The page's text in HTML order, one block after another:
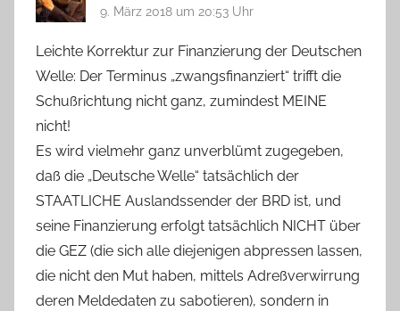
9. März 2018 um 20:53 Uhr
Leichte Korrektur zur Finanzierung der Deutschen
Welle: Der Terminus „zwangsfinanziert“ trifft die
Schußrichtung nicht ganz, zumindest MEINE
nicht!
Es wird vielmehr ganz unverblümt zugegeben,
daß die „Deutsche Welle“ tatsächlich der
STAATLICHE Auslandssender der BRD ist, und
seine Finanzierung erfolgt tatsächlich NICHT über
die GEZ (die sich alle diejenigen abpressen lassen,
die nicht den Mut haben, mittels Adreßverwirrung
deren Meldedaten zu sabotieren), sondern in